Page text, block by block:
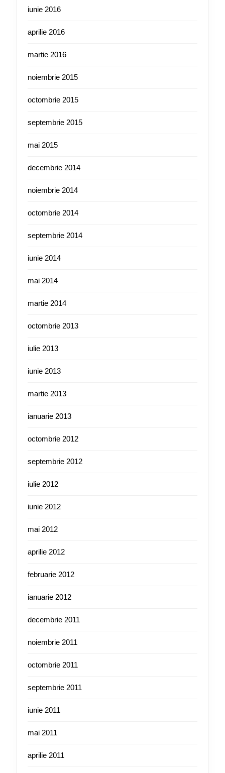
iunie 2016
aprilie 2016
martie 2016
noiembrie 2015
octombrie 2015
septembrie 2015
mai 2015
decembrie 2014
noiembrie 2014
octombrie 2014
septembrie 2014
iunie 2014
mai 2014
martie 2014
octombrie 2013
iulie 2013
iunie 2013
martie 2013
ianuarie 2013
octombrie 2012
septembrie 2012
iulie 2012
iunie 2012
mai 2012
aprilie 2012
februarie 2012
ianuarie 2012
decembrie 2011
noiembrie 2011
octombrie 2011
septembrie 2011
iunie 2011
mai 2011
aprilie 2011